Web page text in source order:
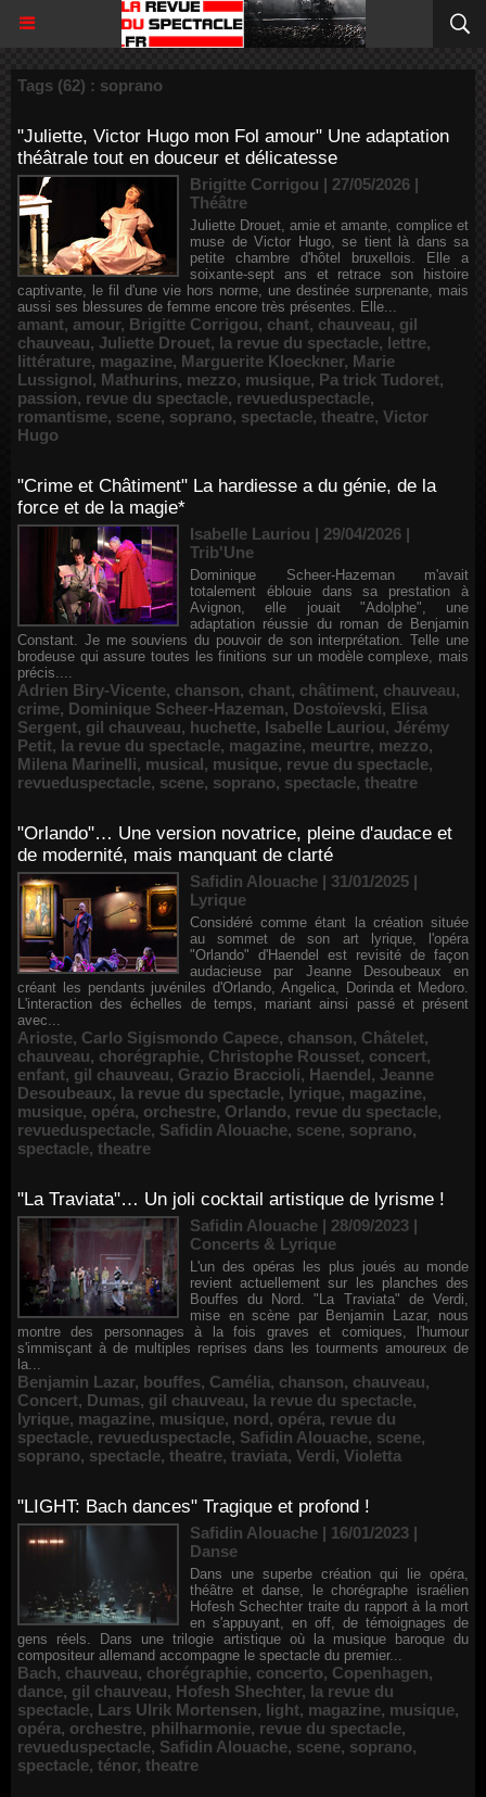
Tags (62) : soprano
"Juliette, Victor Hugo mon Fol amour" Une adaptation
théâtrale tout en douceur et délicatesse
Brigitte Corrigou | 27/05/2026 |
Théâtre
Juliette Drouet, amie et amante, complice et
muse de Victor Hugo, se tient là dans sa
petite chambre d'hôtel bruxellois. Elle a
soixante-sept ans et retrace son histoire
captivante, le fil d'une vie hors norme, une destinée surprenante, mais
aussi ses blessures de femme encore très présentes. Elle...
amant, amour, Brigitte Corrigou, chant, chauveau, gil
chauveau, Juliette Drouet, la revue du spectacle, lettre,
littérature, magazine, Marguerite Kloeckner, Marie
Lussignol, Mathurins, mezzo, musique, Pa trick Tudoret,
passion, revue du spectacle, revueduspectacle,
romantisme, scene, soprano, spectacle, theatre, Victor
Hugo
"Crime et Châtiment" La hardiesse a du génie, de la
force et de la magie*
Isabelle Lauriou | 29/04/2026 |
Trib'Une
Dominique Scheer-Hazeman m'avait
totalement éblouie dans sa prestation à
Avignon, elle jouait "Adolphe", une
adaptation réussie du roman de Benjamin
Constant. Je me souviens du pouvoir de son interprétation. Telle une
brodeuse qui assure toutes les finitions sur un modèle complexe, mais
précis....
Adrien Biry-Vicente, chanson, chant, châtiment, chauveau,
crime, Dominique Scheer-Hazeman, Dostoïevski, Elisa
Sergent, gil chauveau, huchette, Isabelle Lauriou, Jérémy
Petit, la revue du spectacle, magazine, meurtre, mezzo,
Milena Marinelli, musical, musique, revue du spectacle,
revueduspectacle, scene, soprano, spectacle, theatre
"Orlando"… Une version novatrice, pleine d'audace et
de modernité, mais manquant de clarté
Safidin Alouache | 31/01/2025 |
Lyrique
Considéré comme étant la création située
au sommet de son art lyrique, l'opéra
"Orlando" d'Haendel est revisité de façon
audacieuse par Jeanne Desoubeaux en
créant les pendants juvéniles d'Orlando, Angelica, Dorinda et Medoro.
L'interaction des échelles de temps, mariant ainsi passé et présent
avec...
Arioste, Carlo Sigismondo Capece, chanson, Châtelet,
chauveau, chorégraphie, Christophe Rousset, concert,
enfant, gil chauveau, Grazio Braccioli, Haendel, Jeanne
Desoubeaux, la revue du spectacle, lyrique, magazine,
musique, opéra, orchestre, Orlando, revue du spectacle,
revueduspectacle, Safidin Alouache, scene, soprano,
spectacle, theatre
"La Traviata"… Un joli cocktail artistique de lyrisme !
Safidin Alouache | 28/09/2023 |
Concerts & Lyrique
L'un des opéras les plus joués au monde
revient actuellement sur les planches des
Bouffes du Nord. "La Traviata" de Verdi,
mise en scène par Benjamin Lazar, nous
montre des personnages à la fois graves et comiques, l'humour
s'immisçant à de multiples reprises dans les tourments amoureux de
la...
Benjamin Lazar, bouffes, Camélia, chanson, chauveau,
Concert, Dumas, gil chauveau, la revue du spectacle,
lyrique, magazine, musique, nord, opéra, revue du
spectacle, revueduspectacle, Safidin Alouache, scene,
soprano, spectacle, theatre, traviata, Verdi, Violetta
"LIGHT: Bach dances" Tragique et profond !
Safidin Alouache | 16/01/2023 |
Danse
Dans une superbe création qui lie opéra,
théâtre et danse, le chorégraphe israélien
Hofesh Schechter traite du rapport à la mort
en s'appuyant, en off, de témoignages de
gens réels. Dans une trilogie artistique où la musique baroque du
compositeur allemand accompagne le spectacle du premier...
Bach, chauveau, chorégraphie, concerto, Copenhagen,
dance, gil chauveau, Hofesh Shechter, la revue du
spectacle, Lars Ulrik Mortensen, light, magazine, musique,
opéra, orchestre, philharmonie, revue du spectacle,
revueduspectacle, Safidin Alouache, scene, soprano,
spectacle, ténor, theatre